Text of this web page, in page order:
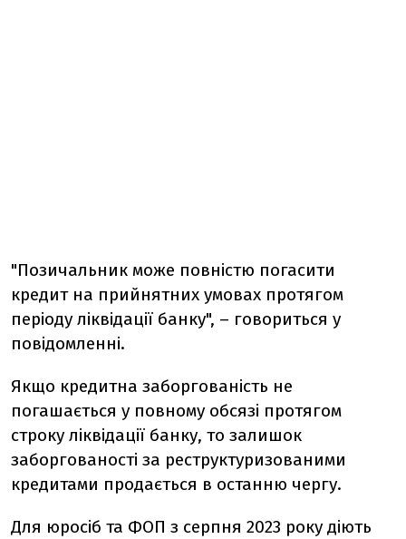
"Позичальник може повністю погасити
кредит на прийнятних умовах протягом
періоду ліквідації банку", – говориться у
повідомленні.
Якщо кредитна заборгованість не
погашається у повному обсязі протягом
строку ліквідації банку, то залишок
заборгованості за реструктуризованими
кредитами продається в останню чергу.
Для юросіб та ФОП з серпня 2023 року діють